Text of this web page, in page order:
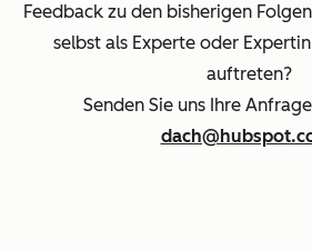
Feedback zu den bisherigen
selbst als Experte oder
auftreten?
Senden Sie uns Ihre